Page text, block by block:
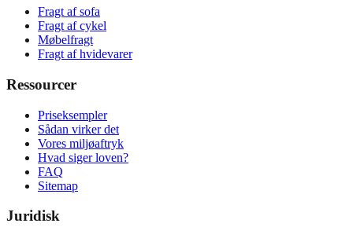
Fragt af sofa
Fragt af cykel
Møbelfragt
Fragt af hvidevarer
Ressourcer
Priseksempler
Sådan virker det
Vores miljøaftryk
Hvad siger loven?
FAQ
Sitemap
Juridisk